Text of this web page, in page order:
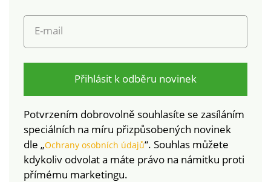
E-mail
Přihlásit k odběru novinek
Potvrzením dobrovolně souhlasíte se zasíláním
speciálních na míru přizpůsobených novinek
dle „Ochrany osobních údajů“. Souhlas můžete
kdykoliv odvolat a máte právo na námitku proti
přímému marketingu.